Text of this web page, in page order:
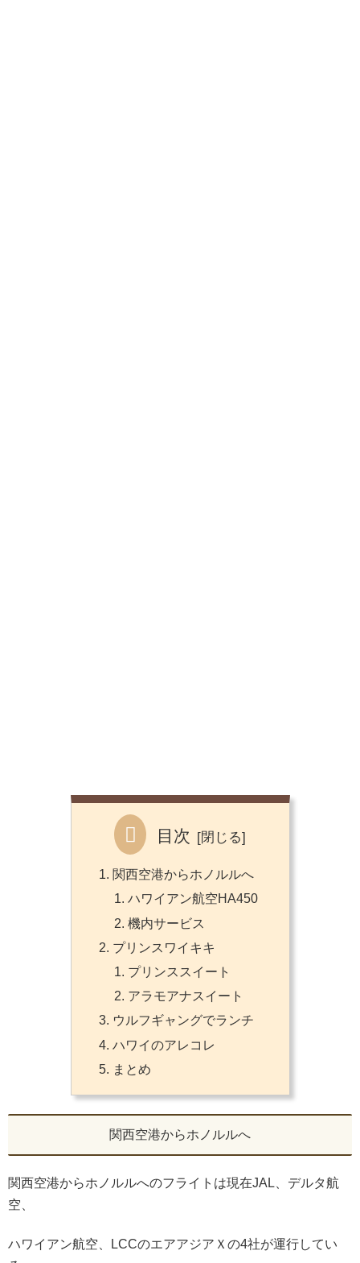
目次
関西空港からホノルルへ
ハワイアン航空HA450
機内サービス
プリンスワイキキ
プリンススイート
アラモアナスイート
ウルフギャングでランチ
ハワイのアレコレ
まとめ
関西空港からホノルルへ
関西空港からホノルルへのフライトは現在JAL、デルタ航
空、
ハワイアン航空、LCCのエアアジアＸの4社が運行してい